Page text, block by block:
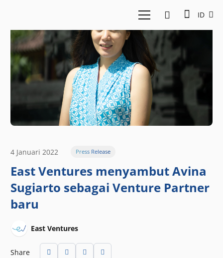
ID
4 Januari 2022 Press Release
East Ventures menyambut Avina
Sugiarto sebagai Venture Partner
baru
East Ventures
Share